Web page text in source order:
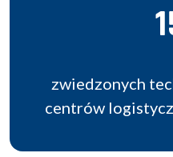
zwiedzonych
centrów